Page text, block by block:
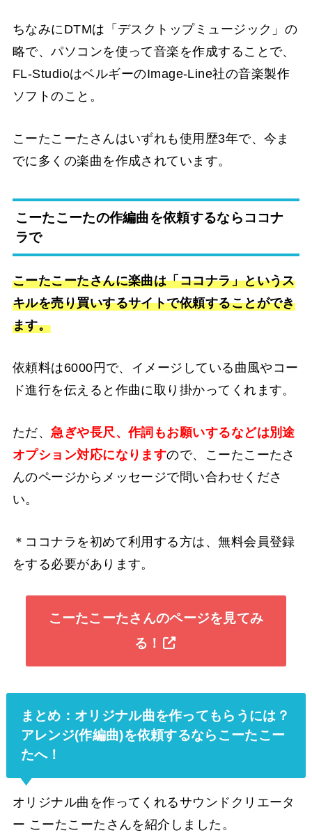
ちなみにDTMは「デスクトップミュージック」の
略で、パソコンを使って音楽を作成することで、
FL-StudioはベルギーのImage-Line社の音楽製作
ソフトのこと。
こーたこーたさんはいずれも使用歴3年で、今ま
でに多くの楽曲を作成されています。
こーたこーたの作編曲を依頼するならココナ
ラで
こーたこーたさんに楽曲は「ココナラ」というス
キルを売り買いするサイトで依頼することができ
ます。
依頼料は6000円で、イメージしている曲風やコー
ド進行を伝えると作曲に取り掛かってくれます。
ただ、急ぎや長尺、作詞もお願いするなどは別途
オプション対応になりますので、こーたこーたさ
んのページからメッセージで問い合わせくださ
い。
＊ココナラを初めて利用する方は、無料会員登録
をする必要があります。
こーたこーたさんのページを見てみ
る！
まとめ：オリジナル曲を作ってもらうには？
アレンジ(作編曲)を依頼するならこーたこー
たへ！
オリジナル曲を作ってくれるサウンドクリエータ
ー こーたこーたさんを紹介しました。